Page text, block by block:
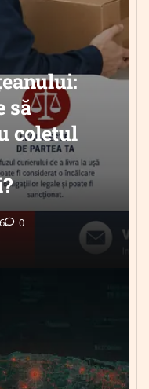
să
coletul
0